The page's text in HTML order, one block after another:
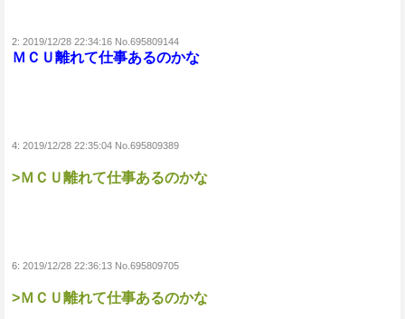
2: 2019/12/28 22:34:16 No.695809144
ＭＣＵ離れて仕事あるのかな
4: 2019/12/28 22:35:04 No.695809389
>ＭＣＵ離れて仕事あるのかな
6: 2019/12/28 22:36:13 No.695809705
>ＭＣＵ離れて仕事あるのかな